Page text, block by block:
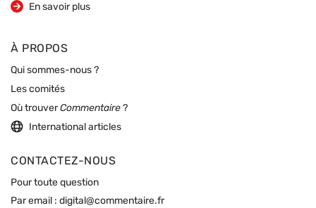
En savoir plus
sur la revue
À PROPOS
Qui sommes-nous ?
Les comités
Où trouverCommentaire ?
International articles
CONTACTEZ-NOUS
Pour toute question
Par email : digital@commentaire.fr